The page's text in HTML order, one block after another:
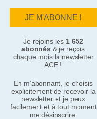
Je rejoins les 1 652
abonnés & je reçois
chaque mois la newsletter
ACE !
En m’abonnant, je choisis
explicitement de recevoir la
newsletter et je peux
facilement et à tout moment
me désinscrire.